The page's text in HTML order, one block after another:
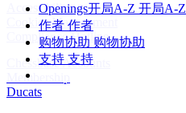
Openings开局A-Z 开局A-Z
作者 作者
购物协助 购物协助
支持 支持
Accessibility
Cookies Management
Compliance Hotline
Chessbase Accounts
Membership
Ducats